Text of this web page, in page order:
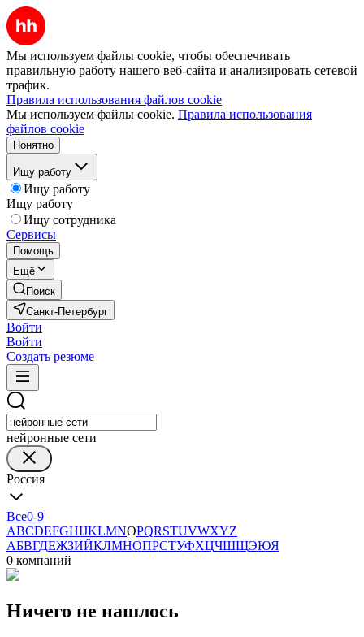
Мы используем файлы cookie, чтобы обеспечивать
правильную работу нашего веб-сайта и анализировать сетевой
трафик.
Правила использования файлов cookie
Мы используем файлы cookie. Правила использования
файлов cookie
Понятно
Ищу работу
Ищу работу
Ищу работу
Ищу сотрудника
Сервисы
Помощь
Ещё
Поиск
Санкт-Петербург
Войти
Войти
Создать резюме
нейронные сети
Россия
Все0-9
ABCDEFGHIJKLMNOPQRSTUVWXYZ
АБВГДЕЖЗИЙКЛМНОПРСТУФХЦЧШЩЭЮЯ
0 компаний
Ничего не нашлось